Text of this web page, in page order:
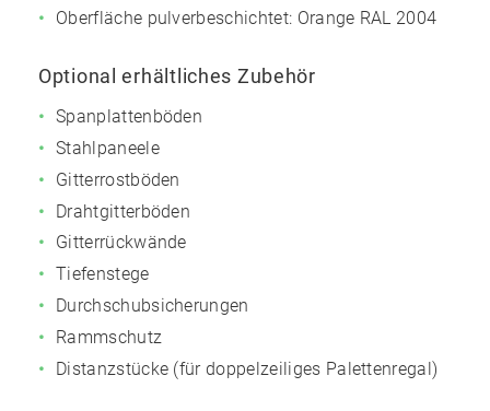
Oberfläche pulverbeschichtet: Orange RAL 2004
Optional erhältliches Zubehör
Spanplattenböden
Stahlpaneele
Gitterrostböden
Drahtgitterböden
Gitterrückwände
Tiefenstege
Durchschubsicherungen
Rammschutz
Distanzstücke (für doppelzeiliges Palettenregal)